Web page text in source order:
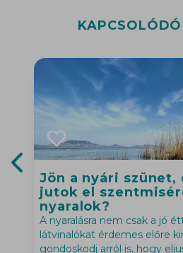
Jön a nyári szünet,
jutok el
nyaralok?
A nyaralásra nem csak a jó
látvinalókat érdemes előre
gondoskodj arról is, hogy
Previous slide